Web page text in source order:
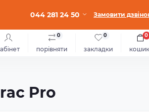
044 281 24 50 Замовити
порівняти
0
закладки
0
кошик
0
Pro